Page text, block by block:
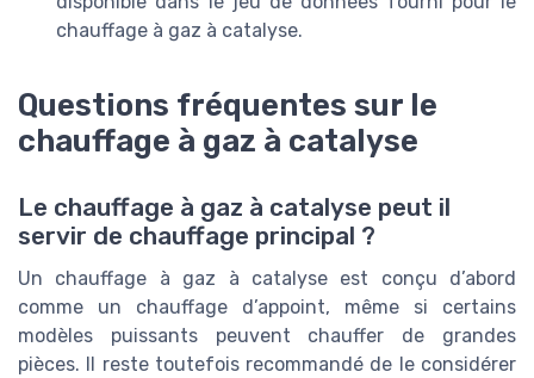
chauffage à gaz à catalyse.
Questions fréquentes sur le
chauffage à gaz à catalyse
Le chauffage à gaz à catalyse peut il
servir de chauffage principal ?
Un chauffage à gaz à catalyse est conçu d’abord
comme un chauffage d’appoint, même si certains
modèles puissants peuvent chauffer de grandes
pièces. Il reste toutefois recommandé de le considérer